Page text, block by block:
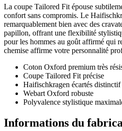
La coupe Tailored Fit épouse
confort sans compromis. Le
remarquablement bien avec des
papillon, offrant une flexibilité
pour les hommes au goût affirmé qui
chemise affirme votre personnalité
Coton Oxford premium très
Coupe Tailored Fit précise
Haifischkragen écartés distinctif
Webart Oxford robuste
Polyvalence stylistique
Informations du